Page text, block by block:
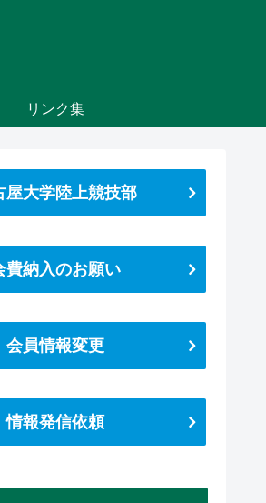
リンク集
屋大学陸上競技部
費納入のお願い
会員情報変更
情報発信依頼